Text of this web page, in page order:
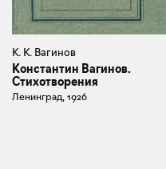
К. К. Вагинов
Константин Вагинов.
Стихотворения
Ленинград, 1926